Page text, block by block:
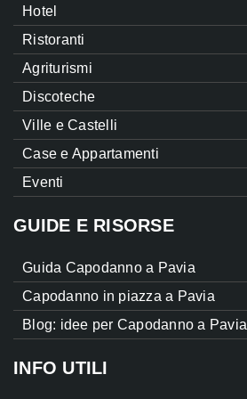
Hotel
Ristoranti
Agriturismi
Discoteche
Ville e Castelli
Case e Appartamenti
Eventi
GUIDE E RISORSE
Guida Capodanno a Pavia
Capodanno in piazza a Pavia
Blog: idee per Capodanno a Pavia
INFO UTILI